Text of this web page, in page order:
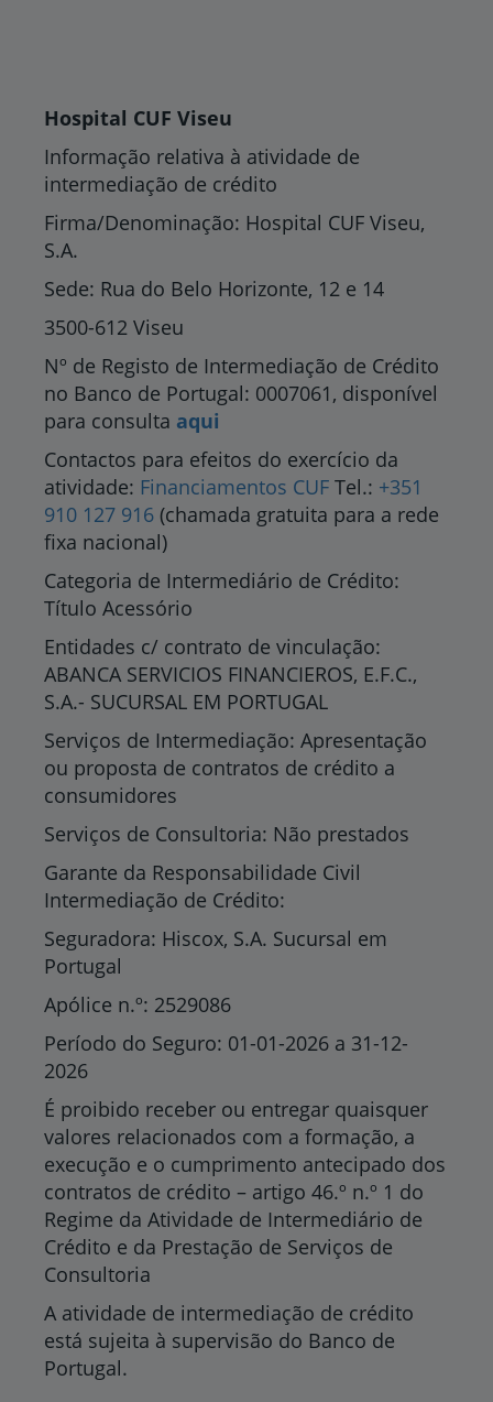
Hospital CUF Viseu
Informação relativa à atividade de
intermediação de crédito
Firma/Denominação: Hospital CUF Viseu,
S.A.
Sede: Rua do Belo Horizonte, 12 e 14
3500-612 Viseu
Nº de Registo de Intermediação de Crédito
no Banco de Portugal: 0007061, disponível
para consulta aqui
Contactos para efeitos do exercício da
atividade: Financiamentos CUF Tel.: +351
910 127 916 (chamada gratuita para a rede
fixa nacional)
Categoria de Intermediário de Crédito:
Título Acessório
Entidades c/ contrato de vinculação:
ABANCA SERVICIOS FINANCIEROS, E.F.C.,
S.A.- SUCURSAL EM PORTUGAL
Serviços de Intermediação: Apresentação
ou proposta de contratos de crédito a
consumidores
Serviços de Consultoria: Não prestados
Garante da Responsabilidade Civil
Intermediação de Crédito:
Seguradora: Hiscox, S.A. Sucursal em
Portugal
Apólice n.º: 2529086
Período do Seguro: 01-01-2026 a 31-12-
2026
É proibido receber ou entregar quaisquer
valores relacionados com a formação, a
execução e o cumprimento antecipado dos
contratos de crédito – artigo 46.º n.º 1 do
Regime da Atividade de Intermediário de
Crédito e da Prestação de Serviços de
Consultoria
A atividade de intermediação de crédito
está sujeita à supervisão do Banco de
Portugal.